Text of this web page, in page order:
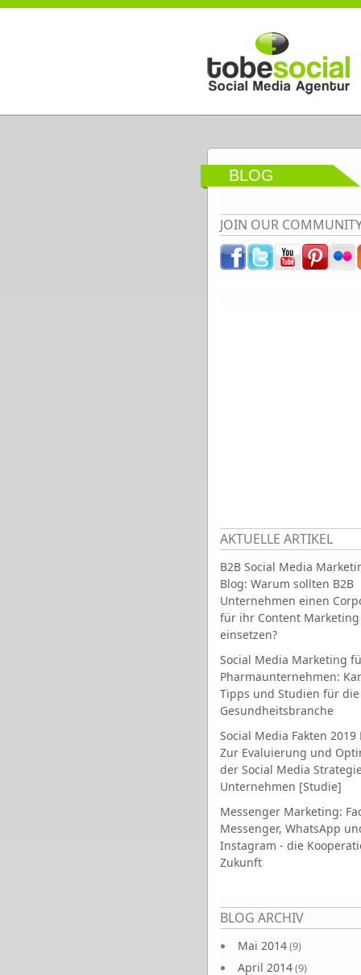
Direkt zum Inhalt
BLOG
JOIN OUR
AKTUELLE ARTIKEL
B2B Social Media
Blog: Warum sollten B2B
Unternehmen einen
für ihr Content Marketing
einsetzen?
Social Media Marketing
Pharmaunternehmen:
Tipps und Studien für die
Gesundheitsbranche
Social Media Fakten 2019
Zur Evaluierung und
der Social Media
Unternehmen [Studie]
Messenger Marketing:
Messenger, WhatsApp
Instagram - die
Zukunft
BLOG ARCHIV
Mai 2014(9)
April 2014(9)
Seiten